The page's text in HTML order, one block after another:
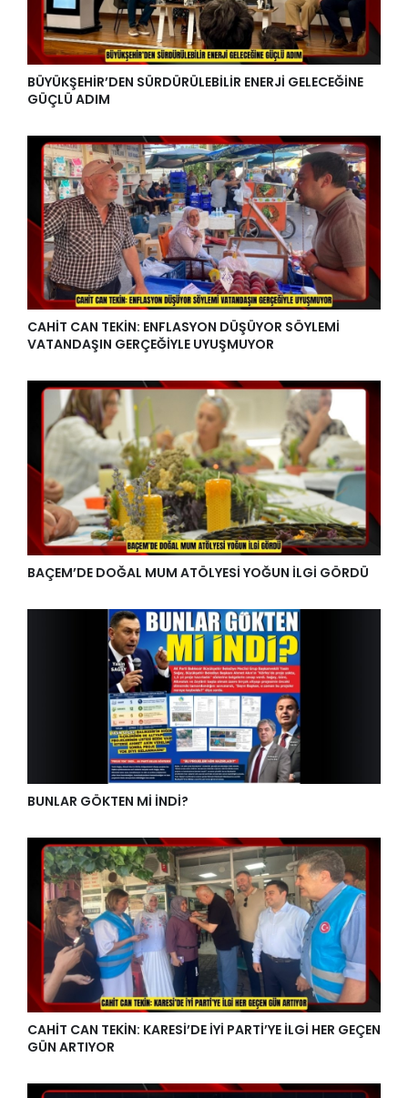
BÜYÜKŞEHİR’DEN SÜRDÜRÜLEBİLİR ENERJİ GELECEĞİNE
GÜÇLÜ ADIM
CAHİT CAN TEKİN: ENFLASYON DÜŞÜYOR SÖYLEMİ
VATANDAŞIN GERÇEĞİYLE UYUŞMUYOR
BAÇEM’DE DOĞAL MUM ATÖLYESİ YOĞUN İLGİ GÖRDÜ
BUNLAR GÖKTEN Mİ İNDİ?
CAHİT CAN TEKİN: KARESİ’DE İYİ PARTİ’YE İLGİ HER GEÇEN
GÜN ARTIYOR